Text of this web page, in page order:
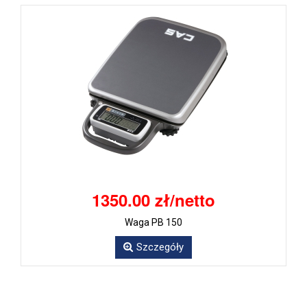
1350.00 zł/netto
Waga PB 150
Szczegóły